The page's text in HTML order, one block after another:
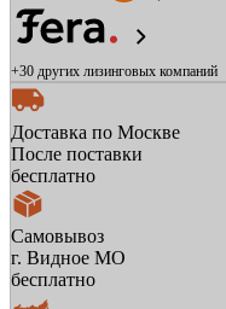
+30 других лизинговых компаний
Доставка по Москве
После поставки
бесплатно
Самовывоз
г. Видное МО
бесплатно